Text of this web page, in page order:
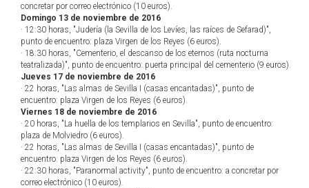
concretar por correo electrónico (10 euros).
Domingo 13 de noviembre de 2016
· 12:30 horas, "Judería (la Sevilla de los Levíes, las raíces de Sefarad)",
punto de encuentro: plaza Virgen de los Reyes (6 euros).
· 18:30 horas, "Cementerio, el descanso de los eternos (ruta nocturna
teatralizada)", punto de encuentro: puerta principal del cementerio (9 euros).
Jueves 17 de noviembre de 2016
· 22 horas, "Las almas de Sevilla I (casas encantadas)", punto de
encuentro: plaza Virgen de los Reyes (6 euros).
Viernes 18 de noviembre de 2016
· 20 horas, "La huella de los templarios en Sevilla", punto de encuentro:
plaza de Molviedro (6 euros).
· 22 horas, "Las almas de Sevilla I (casas encantadas)", punto de
encuentro: plaza Virgen de los Reyes (6 euros).
· 22:30 horas, "Paranormal activity", punto de encuentro: a concretar por
correo electrónico (10 euros).